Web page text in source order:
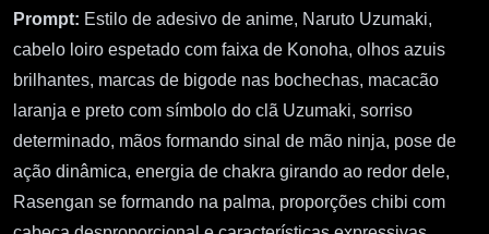
Prompt: Estilo de adesivo de anime, Naruto Uzumaki,
cabelo loiro espetado com faixa de Konoha, olhos azuis
brilhantes, marcas de bigode nas bochechas, macacão
laranja e preto com símbolo do clã Uzumaki, sorriso
determinado, mãos formando sinal de mão ninja, pose de
ação dinâmica, energia de chakra girando ao redor dele,
Rasengan se formando na palma, proporções chibi com